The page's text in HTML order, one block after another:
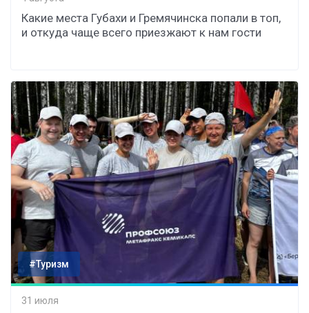
Какие места Губахи и Гремячинска попали в топ,
и откуда чаще всего приезжают к нам гости
#Туризм
31 июля